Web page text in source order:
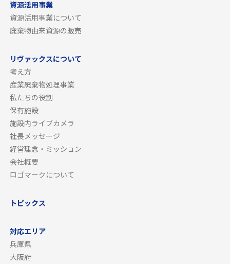
資源活用事業
資源活用事業について
廃棄物由来資源の販売
リヴァックスについて
考え方
産業廃棄物処理事業
私たちの役割
保有施設
施設内ライブカメラ
社長メッセージ
経営理念・ミッション
会社概要
ロゴマークについて
トピックス
対応エリア
兵庫県
大阪府